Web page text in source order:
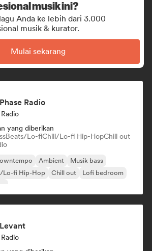
musik ini?
Anda ke lebih dari 3.000
musik & kurator.
Mulai sekarang
Radio
yang diberikan
Beats/Lo-fiChill/Lo-fi Hip-HopChill out
Ambient
Musik bass
Lo-fi Hip-Hop Chill out
Lofi bedroom